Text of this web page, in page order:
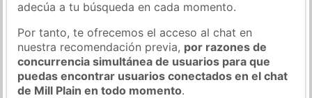
adecúa a tu búsqueda en cada momento.
Por tanto, te ofrecemos el acceso al chat en
nuestra recomendación previa, por razones de
concurrencia simultánea de usuarios para que
puedas encontrar usuarios conectados en el chat
de Mill Plain en todo momento.